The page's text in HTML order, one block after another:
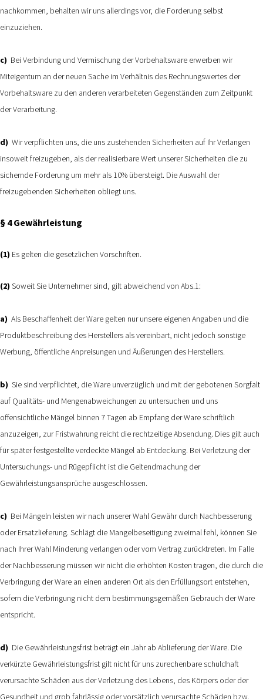
nachkommen, behalten wir uns allerdings vor, die Forderung selbst
einzuziehen.
c) Bei Verbindung und Vermischung der Vorbehaltsware erwerben wir
Miteigentum an der neuen Sache im Verhältnis des Rechnungswertes der
Vorbehaltsware zu den anderen verarbeiteten Gegenständen zum Zeitpunkt
der Verarbeitung.
d) Wir verpflichten uns, die uns zustehenden Sicherheiten auf Ihr Verlangen
insoweit freizugeben, als der realisierbare Wert unserer Sicherheiten die zu
sichernde Forderung um mehr als 10% übersteigt. Die Auswahl der
freizugebenden Sicherheiten obliegt uns.
§ 4 Gewährleistung
(1) Es gelten die gesetzlichen Vorschriften.
(2) Soweit Sie Unternehmer sind, gilt abweichend von Abs.1:
a) Als Beschaffenheit der Ware gelten nur unsere eigenen Angaben und die
Produktbeschreibung des Herstellers als vereinbart, nicht jedoch sonstige
Werbung, öffentliche Anpreisungen und Äußerungen des Herstellers.
b) Sie sind verpflichtet, die Ware unverzüglich und mit der gebotenen Sorgfalt
auf Qualitäts- und Mengenabweichungen zu untersuchen und uns
offensichtliche Mängel binnen 7 Tagen ab Empfang der Ware schriftlich
anzuzeigen, zur Fristwahrung reicht die rechtzeitige Absendung. Dies gilt auch
für später festgestellte verdeckte Mängel ab Entdeckung. Bei Verletzung der
Untersuchungs- und Rügepflicht ist die Geltendmachung der
Gewährleistungsansprüche ausgeschlossen.
c) Bei Mängeln leisten wir nach unserer Wahl Gewähr durch Nachbesserung
oder Ersatzlieferung. Schlägt die Mangelbeseitigung zweimal fehl, können Sie
nach Ihrer Wahl Minderung verlangen oder vom Vertrag zurücktreten. Im Falle
der Nachbesserung müssen wir nicht die erhöhten Kosten tragen, die durch die
Verbringung der Ware an einen anderen Ort als den Erfüllungsort entstehen,
sofern die Verbringung nicht dem bestimmungsgemäßen Gebrauch der Ware
entspricht.
d) Die Gewährleistungsfrist beträgt ein Jahr ab Ablieferung der Ware. Die
verkürzte Gewährleistungsfrist gilt nicht für uns zurechenbare schuldhaft
verursachte Schäden aus der Verletzung des Lebens, des Körpers oder der
Gesundheit und grob fahrlässig oder vorsätzlich verursachte Schäden bzw.